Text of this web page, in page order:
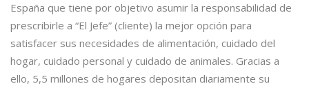
España que tiene por objetivo asumir la responsabilidad de
prescribirle a “El Jefe” (cliente) la mejor opción para
satisfacer sus necesidades de alimentación, cuidado del
hogar, cuidado personal y cuidado de animales. Gracias a
ello, 5,5 millones de hogares depositan diariamente su